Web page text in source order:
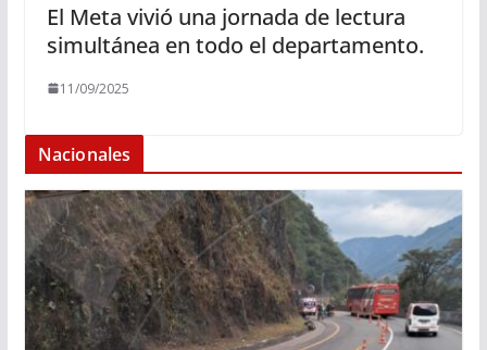
El Meta vivió una jornada de lectura
simultánea en todo el departamento.
11/09/2025
Nacionales